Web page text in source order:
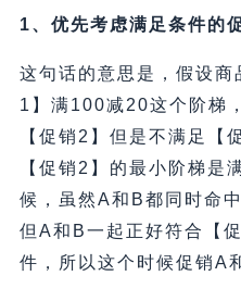
1、优先考虑满足条件的
这句话的意思是，假设
1】满100减20这个阶梯
【促销2】但是不满足【
【促销2】的最小阶梯是
候，虽然A和B都同时命
但A和B一起正好符合【
件，所以这个时候促销A